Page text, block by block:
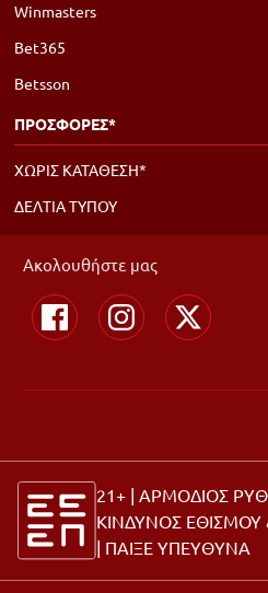
Winmasters
Bet365
Betsson
ΠΡΟΣΦΟΡΕΣ*
ΧΩΡΙΣ ΚΑΤΑΘΕΣΗ*
ΔΕΛΤΙΑ ΤΥΠΟΥ
Ακολουθήστε μας
21+ | ΑΡΜΟΔΙΟΣ
ΚΙΝΔΥΝΟΣ ΕΘΙΣΜΟΥ
| ΠΑΙΞΕ ΥΠΕΥΘΥΝΑ